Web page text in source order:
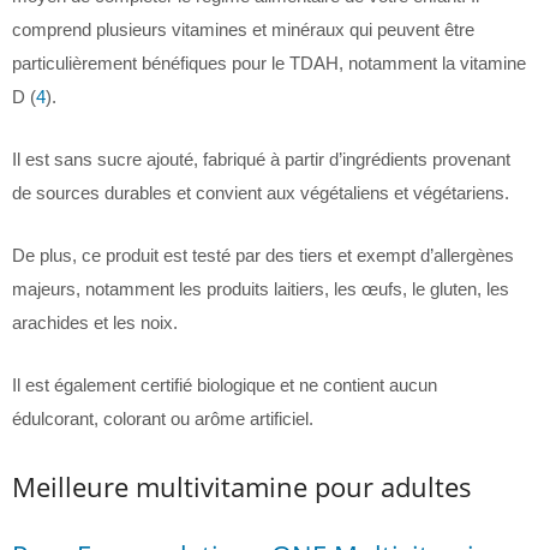
comprend plusieurs vitamines et minéraux qui peuvent être
particulièrement bénéfiques pour le TDAH, notamment la vitamine
D (4).
Il est sans sucre ajouté, fabriqué à partir d’ingrédients provenant
de sources durables et convient aux végétaliens et végétariens.
De plus, ce produit est testé par des tiers et exempt d’allergènes
majeurs, notamment les produits laitiers, les œufs, le gluten, les
arachides et les noix.
Il est également certifié biologique et ne contient aucun
édulcorant, colorant ou arôme artificiel.
Meilleure multivitamine pour adultes